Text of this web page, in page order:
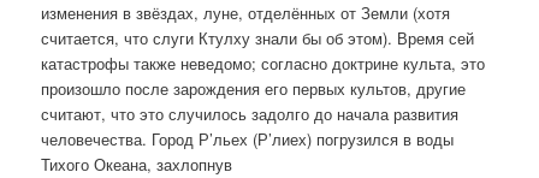
изменения в звёздах, луне, отделённых от Земли (хотя
считается, что слуги Ктулху знали бы об этом). Время сей
катастрофы также неведомо; согласно доктрине культа, это
произошло после зарождения его первых культов, другие
считают, что это случилось задолго до начала развития
человечества. Город Р’льех (Р’лиех) погрузился в воды
Тихого Океана, захлопнув